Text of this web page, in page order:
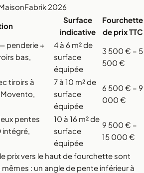
2026
Surface
indicative
Fourchette
de prix TTC
penderie +
bas,
4 à 6 m² de
surface
équipée
3 500 € – 5
500 €
tiroirs à
7 à 10 m² de
surface
équipée
6 500 € – 9
000 €
pentes
intégré,
10 à 16 m² de
surface
équipée
9 500 € –
15 000 €
prix vers le haut de fourchette sont
: un angle de pente inférieur à